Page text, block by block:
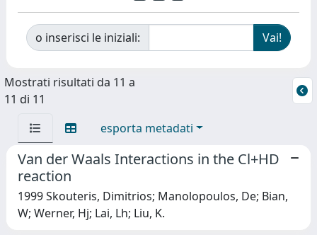
o inserisci le iniziali:
Mostrati risultati da 11 a
11 di 11
esporta metadati
Van der Waals Interactions in the Cl+HD
reaction
1999 Skouteris, Dimitrios; Manolopoulos, De; Bian,
W; Werner, Hj; Lai, Lh; Liu, K.